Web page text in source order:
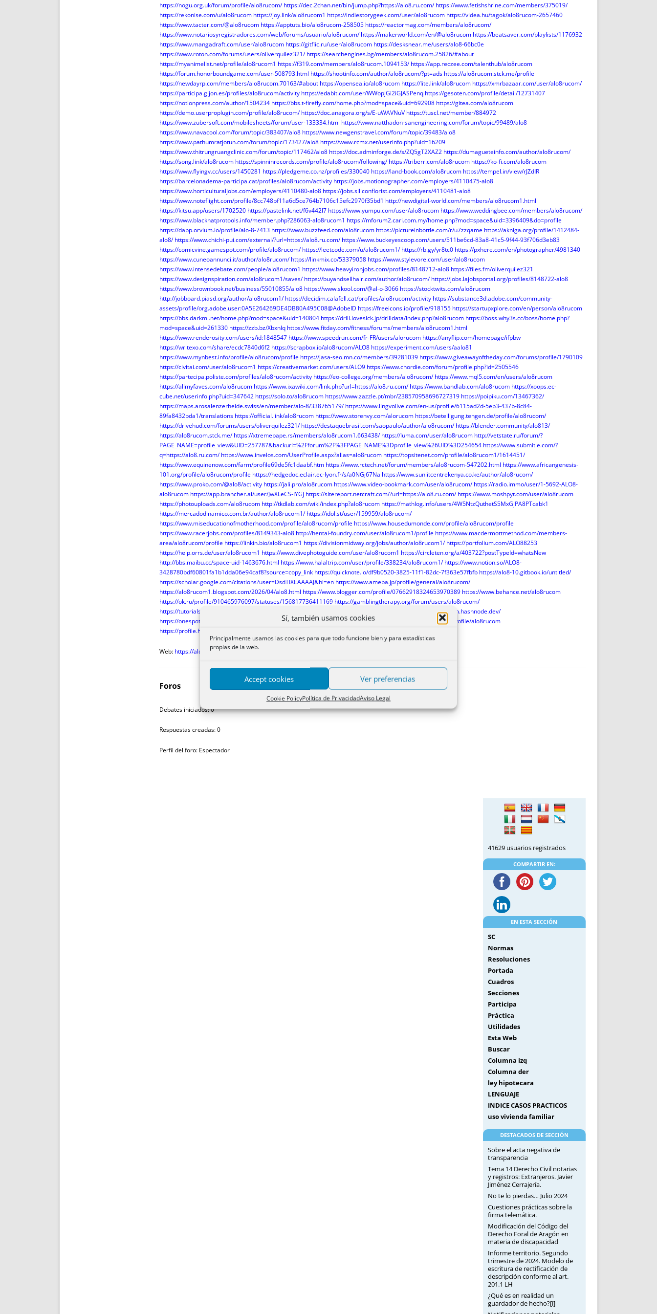
Sí, también usamos cookies
Principalmente usamos las cookies para que todo funcione bien y para estadísticas
propias de la web.
Accept cookies Ver preferencias
Cookie PolicyPolítica de PrivacidadAviso Legal
https://nogu.org.uk/forum/profile/alo8rucom/ https://dec.2chan.net/bin/jump.php?https://alo8.ru.com/ https://www.fetishshrine.com/members/375019/
https://rekonise.com/u/alo8rucom https://joy.link/alo8rucom1 https://indiestorygeek.com/user/alo8rucom https://videa.hu/tagok/alo8rucom-2657460
https://www.tacter.com/@alo8rucom https://apptuts.bio/alo8rucom-258505 https://reactormag.com/members/alo8rucom/
https://www.notariosyregistradores.com/web/forums/usuario/alo8rucom/ https://makerworld.com/en/@alo8rucom https://beatsaver.com/playlists/1176932
https://www.mangadraft.com/user/alo8rucom https://gitflic.ru/user/alo8rucom https://desksnear.me/users/alo8-66bc0e
https://www.roton.com/forums/users/oliverquilez321/ https://searchengines.bg/members/alo8rucom.25826/#about
https://myanimelist.net/profile/alo8rucom1 https://f319.com/members/alo8rucom.1094153/ https://app.reczee.com/talenthub/alo8rucom
https://forum.honorboundgame.com/user-508793.html https://shootinfo.com/author/alo8rucom/?pt=ads https://alo8rucom.stck.me/profile
https://newdayrp.com/members/alo8rucom.70163/#about https://opensea.io/alo8rucom https://lite.link/alo8rucom https://xmrbazaar.com/user/alo8rucom/
https://participa.gijon.es/profiles/alo8rucom/activity https://edabit.com/user/WWopjGi2iGJASPenq https://gesoten.com/profile/detail/12731407
https://notionpress.com/author/1504234 https://bbs.t-firefly.com/home.php?mod=space&uid=692908 https://gitea.com/alo8rucom
https://demo.userproplugin.com/profile/alo8rucom/ https://doc.anagora.org/s/E-uWAVNuV https://tuscl.net/member/884972
https://www.zubersoft.com/mobilesheets/forum/user-133334.html https://www.natthadon-sanengineering.com/forum/topic/99489/alo8
https://www.navacool.com/forum/topic/383407/alo8 https://www.newgenstravel.com/forum/topic/39483/alo8
https://www.pathumratjotun.com/forum/topic/173427/alo8 https://www.rcmx.net/userinfo.php?uid=16209
https://www.thitrungruangclinic.com/forum/topic/117462/alo8 https://doc.adminforge.de/s/ZQ5gT2XAZ2 https://dumagueteinfo.com/author/alo8rucom/
https://song.link/alo8rucom https://spinninrecords.com/profile/alo8rucom/following/ https://triberr.com/alo8rucom https://ko-fi.com/alo8rucom
https://www.flyingv.cc/users/1450281 https://pledgeme.co.nz/profiles/330040 https://land-book.com/alo8rucom https://tempel.in/view/rJZdIR
https://barcelonadema-participa.cat/profiles/alo8rucom/activity https://jobs.motionographer.com/employers/4110475-alo8
https://www.horticulturaljobs.com/employers/4110480-alo8 https://jobs.siliconflorist.com/employers/4110481-alo8
https://www.noteflight.com/profile/8cc748bf11a6d5ce764b7106c15efc2970f35bd1 http://newdigital-world.com/members/alo8rucom1.html
https://kitsu.app/users/1702520 https://pastelink.net/f6v442l7 https://www.yumpu.com/user/alo8rucom https://www.weddingbee.com/members/alo8rucom/
https://www.blackhatprotools.info/member.php?286063-alo8rucom1 https://mforum2.cari.com.my/home.php?mod=space&uid=3396409&do=profile
https://dapp.orvium.io/profile/alo-8-7413 https://www.buzzfeed.com/alo8rucom https://pictureinbottle.com/r/u7zzqame https://akniga.org/profile/1412484-
alo8/ https://www.chichi-pui.com/external/?url=https://alo8.ru.com/ https://www.buckeyescoop.com/users/511be6cd-83a8-41c5-9f44-93f706d3eb83
https://comicvine.gamespot.com/profile/alo8rucom/ https://leetcode.com/u/alo8rucom1/ https://rb.gy/yr8tc0 https://pxhere.com/en/photographer/4981340
https://www.cuneoannunci.it/author/alo8rucom/ https://linkmix.co/53379058 https://www.stylevore.com/user/alo8rucom
https://www.intensedebate.com/people/alo8rucom1 https://www.heavyironjobs.com/profiles/8148712-alo8 https://files.fm/oliverquilez321
https://www.designspiration.com/alo8rucom1/saves/ https://buyandsellhair.com/author/alo8rucom/ https://jobs.lajobsportal.org/profiles/8148722-alo8
https://www.brownbook.net/business/55010855/alo8 https://www.skool.com/@al-o-3066 https://stocktwits.com/alo8rucom
http://jobboard.piasd.org/author/alo8rucom1/ https://decidim.calafell.cat/profiles/alo8rucom/activity https://substance3d.adobe.com/community-
assets/profile/org.adobe.user:0A5E264269DE4DB80A495C08@AdobeID https://freeicons.io/profile/918155 https://startupxplore.com/en/person/alo8rucom
https://bbs.darkml.net/home.php?mod=space&uid=140804 https://drill.lovesick.jp/drilldata/index.php?alo8rucom https://boss.why3s.cc/boss/home.php?
mod=space&uid=261330 https://zzb.bz/Xbxnlq https://www.fitday.com/fitness/forums/members/alo8rucom1.html
https://www.renderosity.com/users/id:1848547 https://www.speedrun.com/fr-FR/users/alorucom https://anyflip.com/homepage/ifpbw
https://writexo.com/share/ecdc7840d6f2 https://scrapbox.io/alo8rucom/ALO8 https://experiment.com/users/aalo81
https://www.mynbest.info/profile/alo8rucom/profile https://jasa-seo.mn.co/members/39281039 https://www.giveawayoftheday.com/forums/profile/1790109
https://civitai.com/user/alo8rucom1 https://creativemarket.com/users/ALO9 https://www.chordie.com/forum/profile.php?id=2505546
https://partecipa.poliste.com/profiles/alo8rucom/activity https://eo-college.org/members/alo8rucom/ https://www.mql5.com/en/users/alo8rucom
https://allmyfaves.com/alo8rucom https://www.ixawiki.com/link.php?url=https://alo8.ru.com/ https://www.bandlab.com/alo8rucom https://xoops.ec-
cube.net/userinfo.php?uid=347642 https://solo.to/alo8rucom https://www.zazzle.pt/mbr/238570958696727319 https://poipiku.com/13467362/
https://maps.arosalenzerheide.swiss/en/member/alo-8/338765179/ https://www.lingvolive.com/en-us/profile/6115ad2d-5eb3-437b-8c84-
89fa8432bda1/translations https://official.link/alo8rucom https://www.storenvy.com/alorucom https://beteiligung.tengen.de/profile/alo8rucom/
https://drivehud.com/forums/users/oliverquilez321/ https://destaquebrasil.com/saopaulo/author/alo8rucom/ https://blender.community/alo813/
https://alo8rucom.stck.me/ https://xtremepape.rs/members/alo8rucom1.663438/ https://luma.com/user/alo8rucom http://vetstate.ru/forum/?
PAGE_NAME=profile_view&UID=257787&backurl=%2Fforum%2F%3FPAGE_NAME%3Dprofile_view%26UID%3D254654 https://www.submitle.com/?
q=https://alo8.ru.com/ https://www.invelos.com/UserProfile.aspx?alias=alo8rucom https://topsitenet.com/profile/alo8rucom1/1614451/
https://www.equinenow.com/farm/profile69de5fc1daabf.htm https://www.rctech.net/forum/members/alo8rucom-547202.html https://www.africangenesis-
101.org/profile/alo8rucom/profile https://hedgedoc.eclair.ec-lyon.fr/s/a0NGj67Na https://www.sunlitcentrekenya.co.ke/author/alo8rucom/
https://www.proko.com/@alo8/activity https://jali.pro/alo8rucom https://www.video-bookmark.com/user/alo8rucom/ https://radio.immo/user/1-5692-ALO8-
alo8rucom https://app.brancher.ai/user/JwXLeCS-IYGj https://sitereport.netcraft.com/?url=https://alo8.ru.com/ https://www.moshpyt.com/user/alo8rucom
https://photouploads.com/alo8rucom http://tkdlab.com/wiki/index.php?alo8rucom https://mathlog.info/users/4W5NtzQuthetS5MxGjPA8PTcabk1
https://mercadodinamico.com.br/author/alo8rucom1/ https://idol.st/user/159959/alo8rucom/
https://www.miseducationofmotherhood.com/profile/alo8rucom/profile https://www.housedumonde.com/profile/alo8rucom/profile
https://www.racerjobs.com/profiles/8149343-alo8 http://hentai-foundry.com/user/alo8rucom1/profile https://www.macdermottmethod.com/members-
area/alo8rucom/profile https://linkin.bio/alo8rucom1 https://divisionmidway.org/jobs/author/alo8rucom1/ https://portfolium.com/ALO88253
https://help.orrs.de/user/alo8rucom1 https://www.divephotoguide.com/user/alo8rucom1 https://circleten.org/a/403722?postTypeId=whatsNew
http://bbs.maibu.cc/space-uid-1463676.html https://www.halaltrip.com/user/profile/338234/alo8rucom1/ https://www.notion.so/ALO8-
3428780bdf60801fa1b1dda06e94caf8?source=copy_link https://quicknote.io/df9b0520-3825-11f1-82dc-7f363e57fbfb https://alo8-10.gitbook.io/untitled/
https://scholar.google.com/citations?user=DsdTIXEAAAAJ&hl=en https://www.ameba.jp/profile/general/alo8rucom/
https://alo8rucom1.blogspot.com/2026/04/alo8.html https://www.blogger.com/profile/07662918324653970389 https://www.behance.net/alo8rucom
https://ok.ru/profile/910465976097/statuses/156817736411169 https://gamblingtherapy.org/forum/users/alo8rucom/
https://tutorialslink.com/member/ALO8undefined/97271
https://alo8rucom.hashnode.dev/
https://onespotsocial.com/alo8rucom
https://www.scener.com/@alo8rucom https://www.investagrams.com/Profile/alo8rucom
https://profile.hatena.ne.jp/alo8rucom1/profile
Web: https://alo8.ru.com/
Foros
Debates iniciados: 0
Respuestas creadas: 0
Perfil del foro: Espectador
41629 usuarios registrados
COMPARTIR EN:
EN ESTA SECCIÓN
SC
Normas
Resoluciones
Portada
Cuadros
Secciones
Participa
Práctica
Utilidades
Esta Web
Buscar
Columna izq
Columna der
ley hipotecara
LENGUAJE
INDICE CASOS PRACTICOS
uso vivienda familiar
DESTACADOS DE SECCIÓN
Sobre el acta negativa de
transparencia
Tema 14 Derecho Civil notarias
y registros: Extranjeros. Javier
Jiménez Cerrajería.
No te lo pierdas… Julio 2024
Cuestiones prácticas sobre la
firma telemática.
Modificación del Código del
Derecho Foral de Aragón en
materia de discapacidad
Informe territorio. Segundo
trimestre de 2024. Modelo de
escritura de rectificación de
descripción conforme al art.
201.1 LH
¿Qué es en realidad un
guardador de hecho?[i]